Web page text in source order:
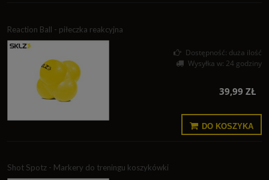
Reaction Ball - piłeczka reakcyjna
Dostępność: duża ilość
Wysyłka w: 24 godziny
39,99 ZŁ
DO KOSZYKA
Shot Spotz - Markery do treningu koszykówki